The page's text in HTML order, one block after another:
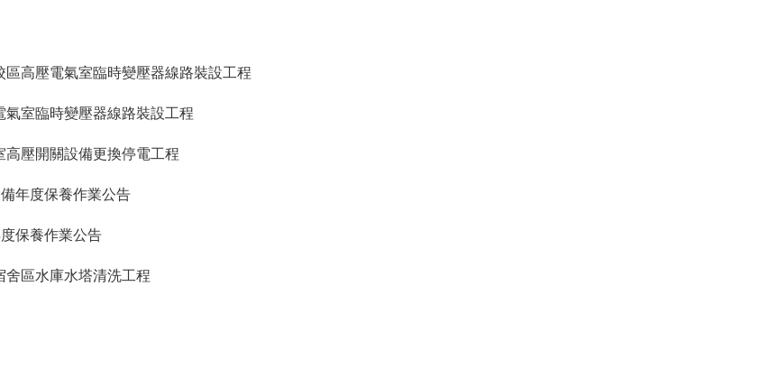
區高壓電氣室臨時變壓器線路裝設工程
氣室臨時變壓器線路裝設工程
高壓開關設備更換停電工程
年度保養作業公告
保養作業公告
舍區水庫水塔清洗工程